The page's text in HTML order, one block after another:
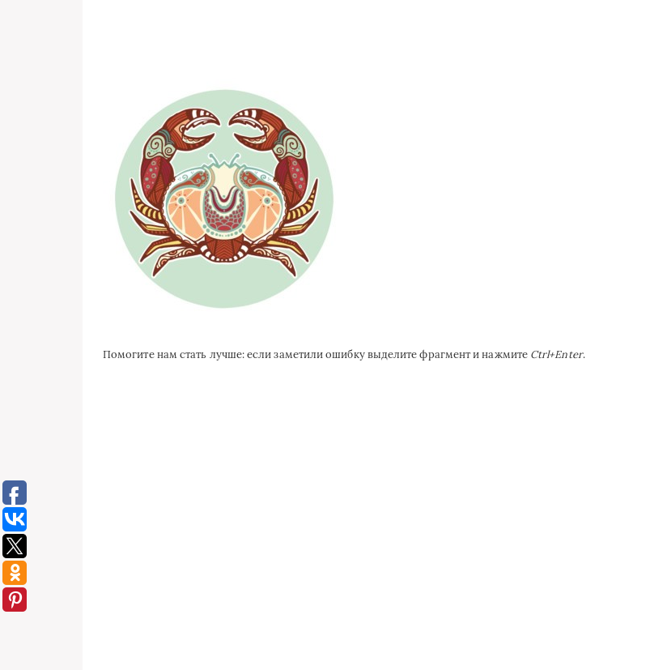
Помогите нам стать лучше: если заметили ошибку выделите фрагмент и нажмите Ctrl+Enter.